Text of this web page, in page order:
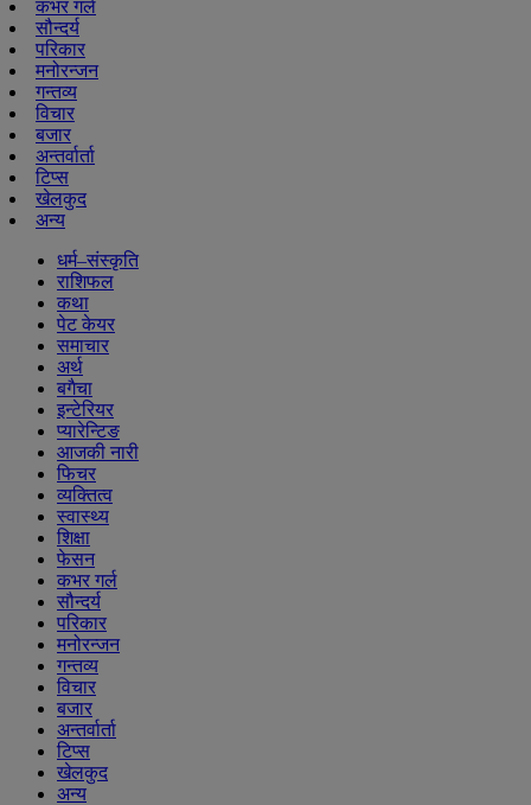
कभर गर्ल
सौन्दर्य
परिकार
मनोरन्जन
गन्तव्य
विचार
बजार
अन्तर्वार्ता
टिप्स
खेलकुद
अन्य
धर्म–संस्कृति
राशिफल
कथा
पेट केयर
समाचार
अर्थ
बगैचा
इन्टेरियर
प्यारेन्टिङ
आजकी नारी
फिचर
व्यक्तित्व
स्वास्थ्य
शिक्षा
फेसन
कभर गर्ल
सौन्दर्य
परिकार
मनोरन्जन
गन्तव्य
विचार
बजार
अन्तर्वार्ता
टिप्स
खेलकुद
अन्य